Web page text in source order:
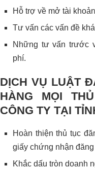
Hỗ trợ về mở tài
Tư vấn các vấn đề
Những tư vấn trước
phí.
DỊCH VỤ LUẬT
HÀNG MỌI
CÔNG TY TẠI
Hoàn thiện thủ tục
giấy chứng nhận
Khắc dấu tròn doanh